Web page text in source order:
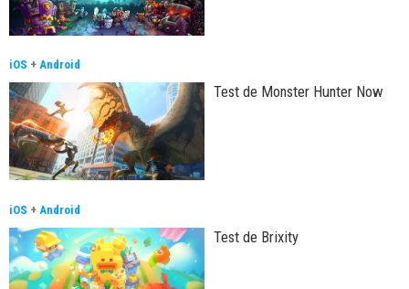
iOS + Android
Test de Monster Hunter Now
iOS + Android
Test de Brixity